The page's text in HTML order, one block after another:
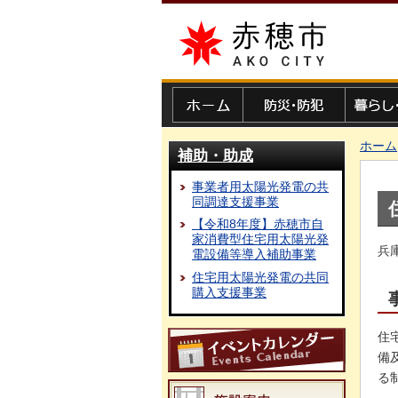
赤穂市
補助・助成
事業者用太陽光発電の共
同調達支援事業
【令和8年度】赤穂市自
家消費型住宅用太陽光発
電設備等導入補助事業
住宅用太陽光発電の共同
購入支援事業
ホーム
兵
住
備
る